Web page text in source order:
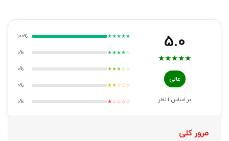
5.0
★
★
★
★
★
عالی
بر اساس 1نظر
★★★★★
100%
★★★★☆
0%
★★★☆☆
0%
★★☆☆☆
0%
★☆☆☆☆
0%
مرور کلی